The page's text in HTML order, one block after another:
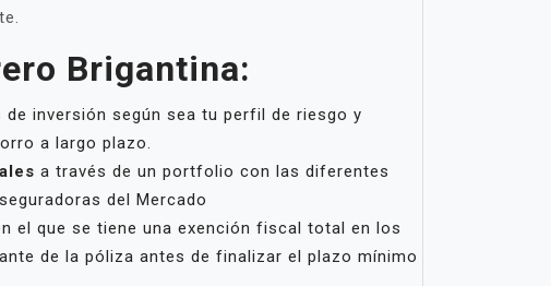
Brigantina:
inversión según sea tu perfil de riesgo y
a largo plazo.
a través de un portfolio con las diferentes
del Mercado
el que se tiene una exención fiscal total en los
de la póliza antes de finalizar el plazo mínimo